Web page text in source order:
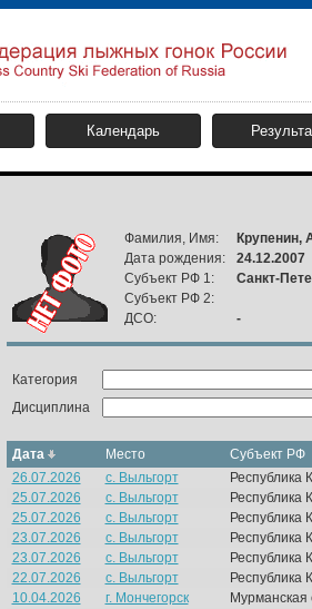
Календарь
Фамилия, Имя:
Крупенин,
Дата рождения:
24.12.2007
Субъект РФ 1:
Санкт-
Субъект РФ 2:
ДСО:
-
Категория
Дисциплина
Дата Место
Субъект РФ
26.07.2026
с. Выльгорт
Республика
25.07.2026
с. Выльгорт
Республика
25.07.2026
с. Выльгорт
Республика
23.07.2026
с. Выльгорт
Республика
23.07.2026
с. Выльгорт
Республика
22.07.2026
с. Выльгорт
Республика
10.04.2026
г. Мончегорск
Мурманская